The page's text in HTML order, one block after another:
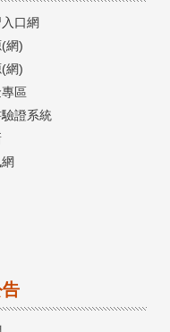
口網
網)
網)
區
證系統